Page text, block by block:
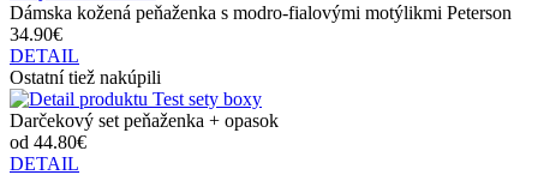
Dámska kožená peňaženka s modro-fialovými motýlikmi Peterson
34.90€
DETAIL
Ostatní tiež nakúpili
Darčekový set peňaženka + opasok
od 44.80€
DETAIL